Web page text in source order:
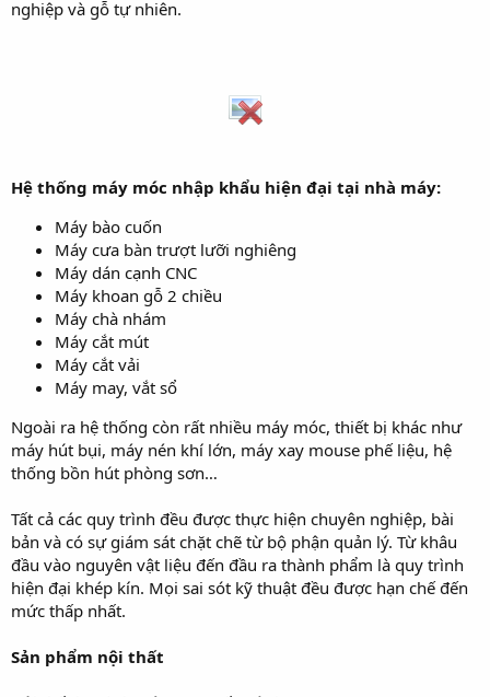
nghiệp và gỗ tự nhiên.
Hệ thống máy móc nhập khẩu hiện đại tại nhà máy:
Máy bào cuốn
Máy cưa bàn trượt lưỡi nghiêng
Máy dán cạnh CNC
Máy khoan gỗ 2 chiều
Máy chà nhám
Máy cắt mút
Máy cắt vải
Máy may, vắt sổ
Ngoài ra hệ thống còn rất nhiều máy móc, thiết bị khác như
máy hút bụi, máy nén khí lớn, máy xay mouse phế liệu, hệ
thống bồn hút phòng sơn…
Tất cả các quy trình đều được thực hiện chuyên nghiệp, bài
bản và có sự giám sát chặt chẽ từ bộ phận quản lý. Từ khâu
đầu vào nguyên vật liệu đến đầu ra thành phẩm là quy trình
hiện đại khép kín. Mọi sai sót kỹ thuật đều được hạn chế đến
mức thấp nhất.
Sản phẩm nội thất